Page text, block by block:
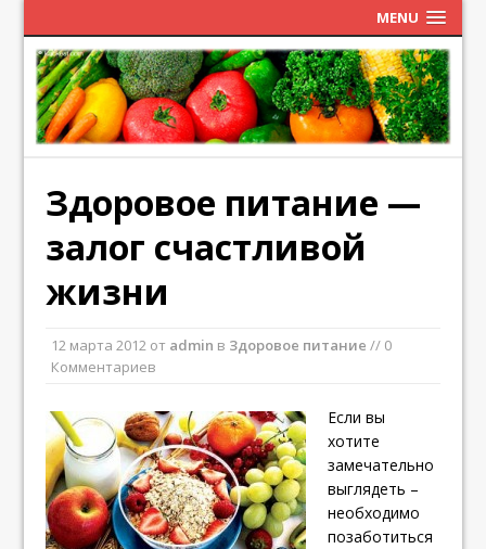
MENU
Здоровое питание —
залог счастливой
жизни
12 марта 2012 от admin в Здоровое питание // 0
Комментариев
Если вы
хотите
замечательно
выглядеть –
необходимо
позаботиться